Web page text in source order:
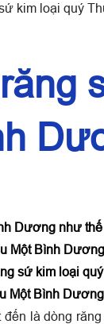
kim loại quý
Dương như
Một Bình
sứ kim loại
Một Bình
là dòng